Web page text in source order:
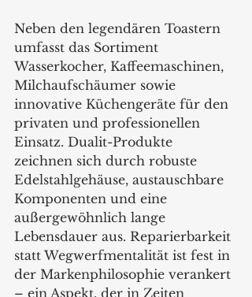
Neben den legendären Toastern
umfasst das Sortiment
Wasserkocher, Kaffeemaschinen,
Milchaufschäumer sowie
innovative Küchengeräte für den
privaten und professionellen
Einsatz. Dualit-Produkte
zeichnen sich durch robuste
Edelstahlgehäuse, austauschbare
Komponenten und eine
außergewöhnlich lange
Lebensdauer aus. Reparierbarkeit
statt Wegwerfmentalität ist fest in
der Markenphilosophie verankert
– ein Aspekt, der in Zeiten